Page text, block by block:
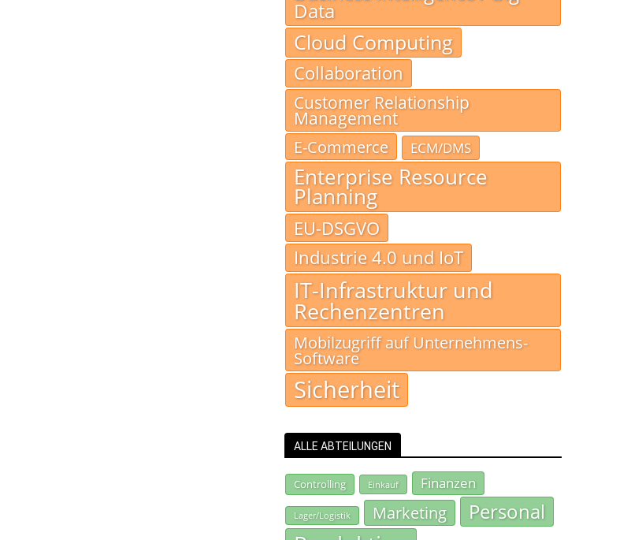
Data
Cloud Computing
Collaboration
Customer Relationship
Management
E-Commerce
ECM/DMS
Enterprise Resource
Planning
EU-DSGVO
Industrie 4.0 und IoT
IT-Infrastruktur und
Rechenzentren
Mobilzugriff auf Unternehmens-
Software
Sicherheit
ALLE ABTEILUNGEN
Controlling Einkauf Finanzen
Lager/Logistik Marketing Personal